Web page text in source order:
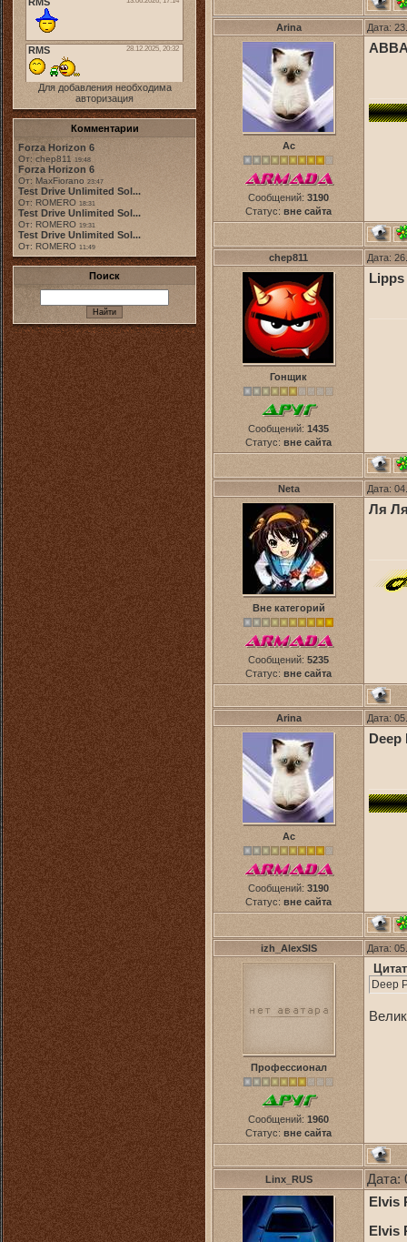
Для добавления необходима
авторизация
Комментарии
Forza Horizon 6
От: chep811 19:48
Forza Horizon 6
От: MaxFiorano 23:47
Test Drive Unlimited Sol...
От: ROMERO 18:31
Test Drive Unlimited Sol...
От: ROMERO 19:31
Test Drive Unlimited Sol...
От: ROMERO 11:49
Поиск
Arina Дата:
Ас
Сообщений: 3190
Статус: вне сайта
chep811 Дата:
Гонщик
Сообщений: 1435
Статус: вне сайта
Neta Дата:
Вне категорий
Сообщений: 5235
Статус: вне сайта
Ля
Arina Дата:
Ас
Сообщений: 3190
Статус: вне сайта
izh_AlexSIS Дата:
Профессионал
Сообщений: 1960
Статус: вне сайта
Deep
Linx_RUS Дата:
Elvis
Elvis